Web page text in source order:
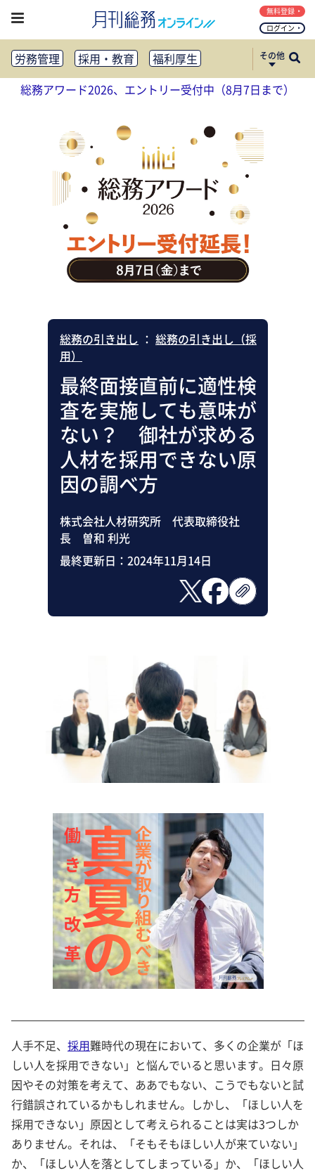
ログイン
無料登録
労務管理 採用・教育
福利厚生
健康経営
働き方改革
法務・コンプライアンス
リスクマネジメント・BCP
社外・社内広報
社外・社内コミュニケーション活性化
FM・オフィス移転
CSR・SDGs
テクノロジー活用・DX
助成金・補助金・コスト削減
アウトソーシング・BPO
調査・レポート
その他
総務アワード2026、エントリー受付中（8月7日まで）
総務の引き出し ： 総務の引き出し（採
用）
最終面接直前に適性検
査を実施しても意味が
ない？ 御社が求める
人材を採用できない原
因の調べ方
株式会社人材研究所 代表取締役社
長 曽和 利光
最終更新日： 2024年11月14日
人手不足、 採用難時代の現在において、多くの企業が「ほ
しい人を採用できない」と悩んでいると思います。日々原
因やその対策を考えて、ああでもない、こうでもないと試
行錯誤されているかもしれません。しかし、「ほしい人を
採用できない」原因として考えられることは実は3つしか
ありません。それは、「そもそもほしい人が来ていない」
か、「ほしい人を落としてしまっている」か、「ほしい人